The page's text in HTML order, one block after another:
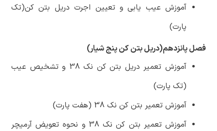
آموزش عیب یابی و تعیین اجرت دریل بتن کن(تک
پارت)
فصل پانزدهم(دریل بتن کن پنج شیار)
آموزش تعمیر دریل بتن کن نک 38 و تشخیص عیب
(تک پارت)
آموزش تعمیر بتن کن نک 38 (هفت پارت)
آموزش تعمیر بتن کن نک 38 و نحوه تعویض آرمیچر